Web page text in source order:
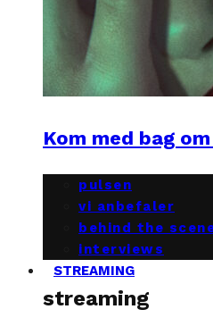
Kom med bag om
pulsen
vi anbefaler
behind the
interviews
STREAMING
streaming